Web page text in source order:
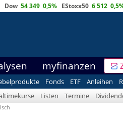
Dow 54 349 0,5% EStoxx50 6 512
myfinanzen
Fonds ETF Anleihen
Listen Termine